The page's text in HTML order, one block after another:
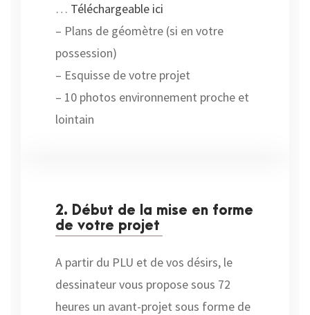
… Téléchargeable ici
– Plans de géomètre (si en votre
possession)
– Esquisse de votre projet
– 10 photos environnement proche et
lointain
2. Début de la mise en forme
de votre projet
A partir du PLU et de vos désirs, le
dessinateur vous propose sous 72
heures un avant-projet sous forme de